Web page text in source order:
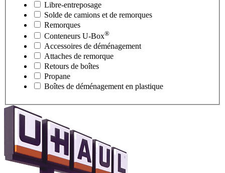
Libre-entreposage
Solde de camions et de remorques
Remorques
Conteneurs U-Box®
Accessoires de déménagement
Attaches de remorque
Retours de boîtes
Propane
Boîtes de déménagement en plastique